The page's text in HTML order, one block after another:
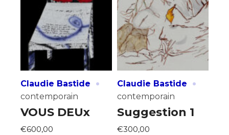
Claudie Bastide ·
contemporain
VOUS DEUx
€600,00
Claudie Bastide ·
contemporain
Suggestion 1
€300,00